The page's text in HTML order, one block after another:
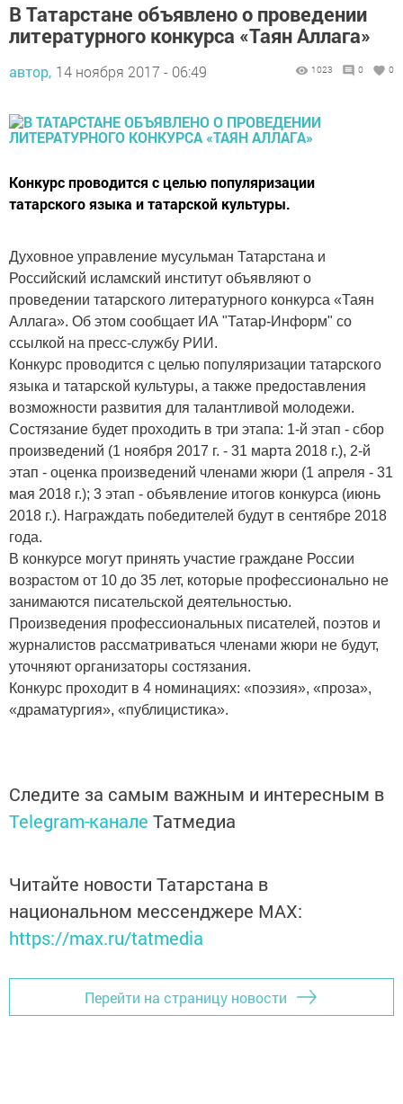
В Татарстане объявлено о проведении
литературного конкурса «Таян Аллага»
автор, 14 ноября 2017 - 06:49 1023 0 0
Конкурс проводится с целью популяризации
татарского языка и татарской культуры.
Духовное управление мусульман Татарстана и
Российский исламский институт объявляют о
проведении татарского литературного конкурса «Таян
Аллага». Об этом сообщает ИА "Татар-Информ" со
ссылкой на пресс-службу РИИ.
Конкурс проводится с целью популяризации татарского
языка и татарской культуры, а также предоставления
возможности развития для талантливой молодежи.
Состязание будет проходить в три этапа: 1-й этап - сбор
произведений (1 ноября 2017 г. - 31 марта 2018 г.), 2-й
этап - оценка произведений членами жюри (1 апреля - 31
мая 2018 г.); 3 этап - объявление итогов конкурса (июнь
2018 г.). Награждать победителей будут в сентябре 2018
года.
В конкурсе могут принять участие граждане России
возрастом от 10 до 35 лет, которые профессионально не
занимаются писательской деятельностью.
Произведения профессиональных писателей, поэтов и
журналистов рассматриваться членами жюри не будут,
уточняют организаторы состязания.
Конкурс проходит в 4 номинациях: «поэзия», «проза»,
«драматургия», «публицистика».
Следите за самым важным и интересным в
Telegram-канале Татмедиа
Читайте новости Татарстана в
национальном мессенджере MАХ:
https://max.ru/tatmedia
Перейти на страницу новости